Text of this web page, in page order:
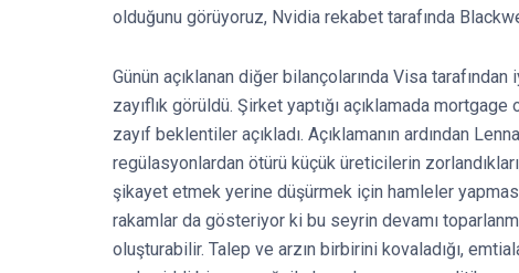
olduğunu görüyoruz, Nvidia rekabet tarafında
Günün açıklanan diğer bilançolarında Visa
zayıflık görüldü. Şirket yaptığı açıklamada
zayıf beklentiler açıkladı. Açıklamanın ardından
regülasyonlardan ötürü küçük üreticilerin
şikayet etmek yerine düşürmek için hamleler
rakamlar da gösteriyor ki bu seyrin devamı
oluşturabilir. Talep ve arzın birbirini kovaladığı,